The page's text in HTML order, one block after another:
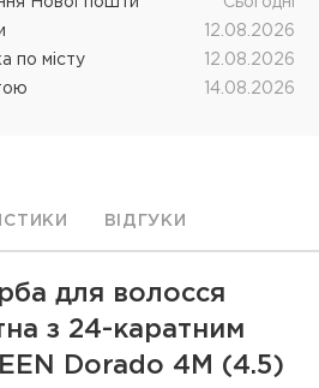
12.08.2026
по місту
12.08.2026
14.08.2026
ВІДГУКИ
для волосся
з 24-каратним
Dorado 4M (4.5)